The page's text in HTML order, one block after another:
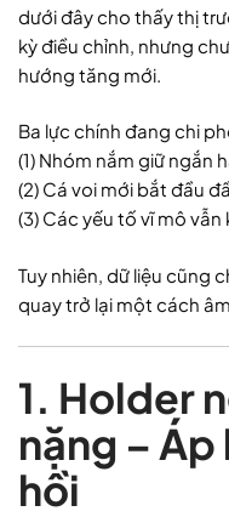
dưới đây cho thấy thị
kỳ điều chỉnh, nhưng
hướng tăng mới.
Ba lực chính đang chi
(1) Nhóm nắm giữ ngắn
(2) Cá voi mới bắt đầu
(3) Các yếu tố vĩ mô
Tuy nhiên, dữ liệu cũng
quay trở lại một cách
1. Holder
nặng –
hồi